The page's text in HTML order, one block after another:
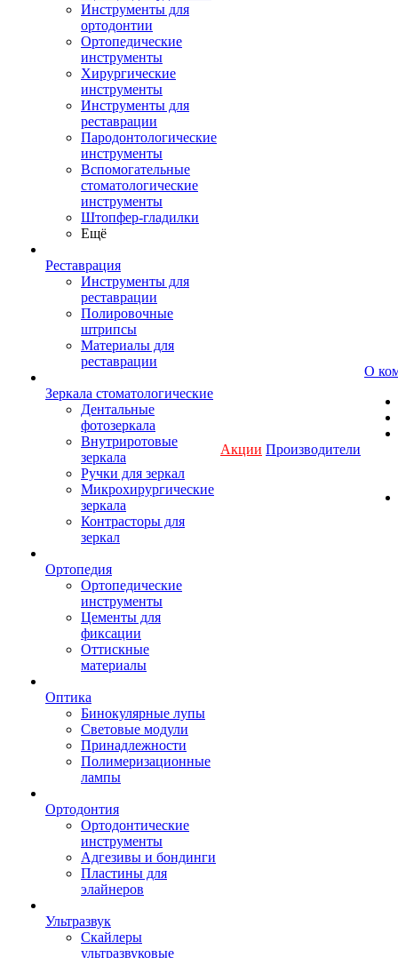
Инструменты для
ортодонтии
Ортопедические
инструменты
Хирургические
инструменты
Инструменты для
реставрации
Пародонтологические
инструменты
Вспомогательные
стоматологические
инструменты
Штопфер-гладилки
Ещё
Реставрация
Инструменты для
реставрации
Полировочные
штрипсы
Материалы для
реставрации
Зеркала стоматологические
Дентальные
фотозеркала
Внутриротовые
зеркала
Ручки для зеркал
Микрохирургические
зеркала
Контрасторы для
зеркал
Ортопедия
Ортопедические
инструменты
Цементы для
фиксации
Оттискные
материалы
Оптика
Бинокулярные лупы
Световые модули
Принадлежности
Полимеризационные
лампы
Ортодонтия
Ортодонтические
инструменты
Адгезивы и бондинги
Пластины для
элайнеров
Ультразвук
Скайлеры
ультразвуковые
Акции Производители
О